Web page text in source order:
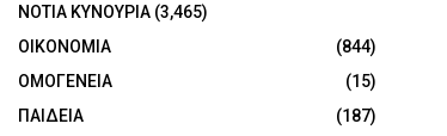
ΝΟΤΙΑ ΚΥΝΟΥΡΙΑ (3,465)
ΟΙΚΟΝΟΜΙΑ
(844)
ΟΜΟΓΕΝΕΙΑ
(15)
ΠΑΙΔΕΙΑ
(187)